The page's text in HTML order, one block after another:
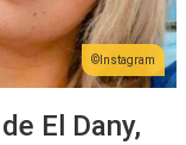
Instagram
El Dany,